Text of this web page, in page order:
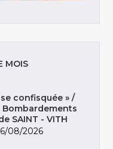
MOIS
confisquée » /
Bombardements
SAINT - VITH
08/2026